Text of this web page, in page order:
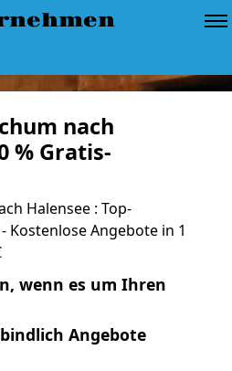
nach
% Gratis-
Halensee : Top-
Kostenlose Angebote in 1
wenn es um Ihren
Angebote